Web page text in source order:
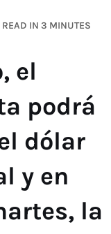
READ IN 3 MINUTES
el
podrá
dólar
y en
la